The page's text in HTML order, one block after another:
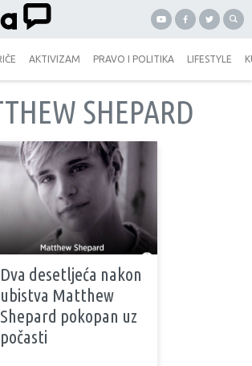
AKTIVIZAM PRAVO I POLITIKA LIFESTYLE
SHEPARD
Dva desetljeća nakon
ubistva Matthew
Shepard pokopan uz
počasti